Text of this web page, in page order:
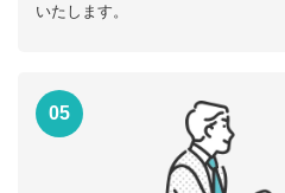
いたします。
05